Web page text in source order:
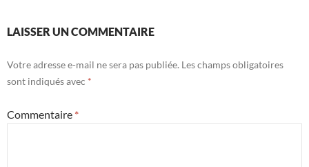
LAISSER UN COMMENTAIRE
Votre adresse e-mail ne sera pas publiée. Les champs obligatoires
sont indiqués avec *
Commentaire *